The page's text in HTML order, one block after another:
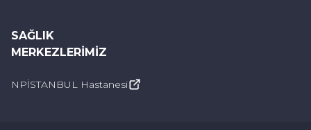
SAĞLIK
MERKEZLERIMIZ
NPİSTANBUL Hastanesi